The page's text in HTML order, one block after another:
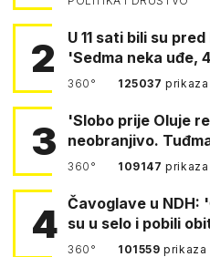
2
U 11 sati bili su pred Kninom. Gotovina:
'Sedma neka uđe,
360° 125037prikaza
3
'Slobo prije Oluje
neobranjivo.
360° 109147prikaza
4 Čavoglave u NDH:
su u selo i pobili
360° 101559prikaza